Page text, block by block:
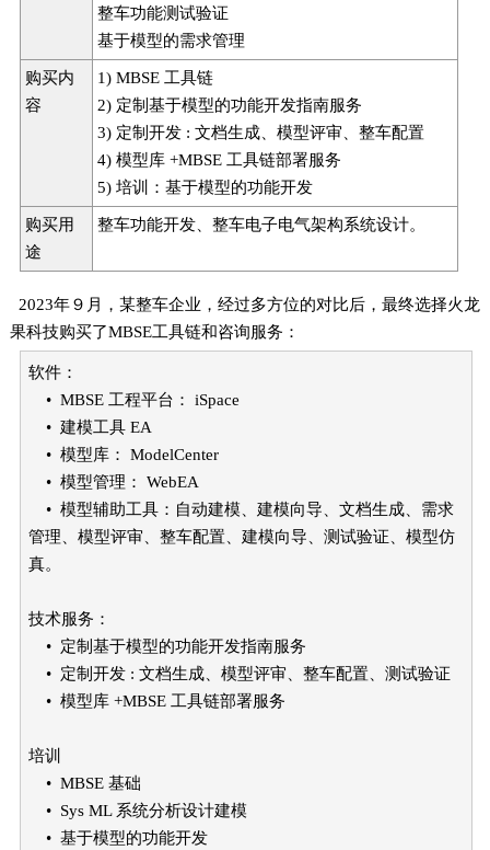
整车功能测试验证
基于模型的需求管理
购买内
容
1) MBSE 工具链
2) 定制基于模型的功能开发指南服务
3) 定制开发 : 文档生成、模型评审、整车配置
4) 模型库 +MBSE 工具链部署服务
5) 培训：基于模型的功能开发
购买用
途
整车功能开发、整车电子电气架构系统设计。
2023年９月，某整车企业，经过多方位的对比后，最终选择火龙
果科技购买了MBSE工具链和咨询服务：
软件：
• MBSE 工程平台： iSpace
• 建模工具 EA
• 模型库： ModelCenter
• 模型管理： WebEA
• 模型辅助工具：自动建模、建模向导、文档生成、需求
管理、模型评审、整车配置、建模向导、测试验证、模型仿
真。
技术服务：
• 定制基于模型的功能开发指南服务
• 定制开发 : 文档生成、模型评审、整车配置、测试验证
• 模型库 +MBSE 工具链部署服务
培训
• MBSE 基础
• Sys ML 系统分析设计建模
• 基于模型的功能开发